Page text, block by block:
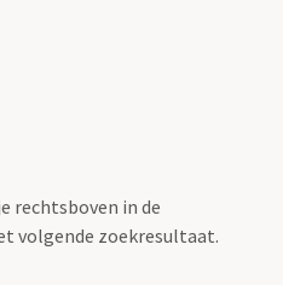
rechtsboven in de
volgende zoekresultaat.